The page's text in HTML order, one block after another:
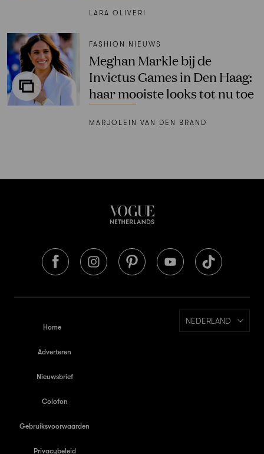
LARA OLIVERI
FASHION NIEUWS
Meghan Markle bij de
Invictus Games in Den Haag:
haar mooiste looks tot nu toe
MARJOLEIN VAN DEN BRAND
Home
Adverteren
Nieuwsbrief
Colofon
Gebruiksvoorwaarden
Privacybeleid
NEDERLAND